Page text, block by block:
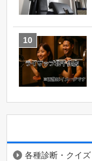
各種診断・クイズ